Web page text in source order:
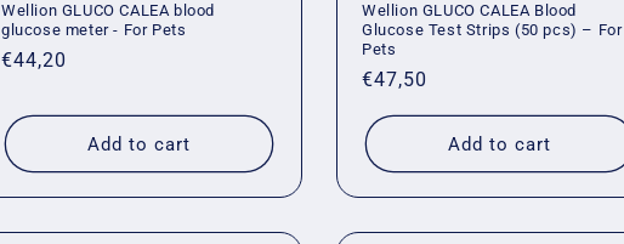
Wellion GLUCO CALEA blood
glucose meter - For Pets
Regular
€44,20
Add to cart
Wellion GLUCO CALEA Blood
Glucose Test Strips (50 pcs) – For
Pets
Regular
price
€47,50
Add to cart